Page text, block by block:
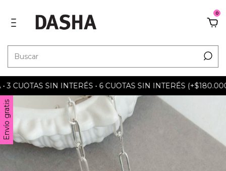
0
CUOTAS SIN INTERÉS • 6 CUOTAS SIN INTERÉS
Envío gratis